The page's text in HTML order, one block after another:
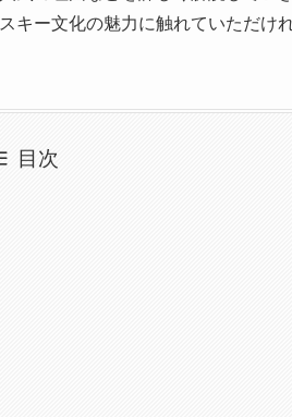
キー文化の魅力に触れていただけ
目次